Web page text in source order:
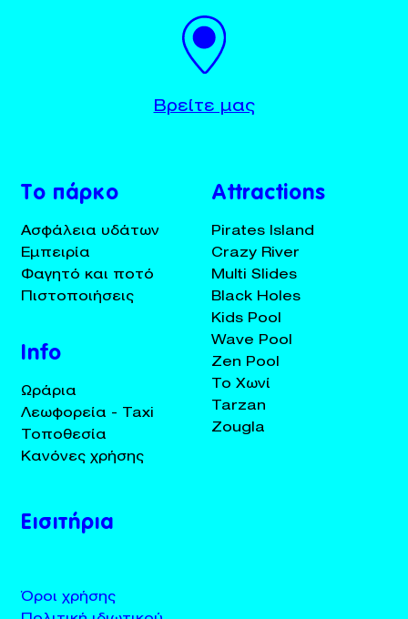
+30 23920 72025
Το πάρκο
Ασφάλεια υδάτων
Εμπειρία
Φαγητό και ποτό
Πιστοποιήσεις
Info
Ωράρια
Λεωφορεία - Taxi
Τοποθεσία
Κανόνες χρήσης
Attractions
Pirates Island
Crazy River
Multi Slides
Black Holes
Kids Pool
Wave Pool
Zen Pool
Το Χωνί
Tarzan
Zougla
Εισιτήρια
Όροι χρήσης
Βρείτε μας